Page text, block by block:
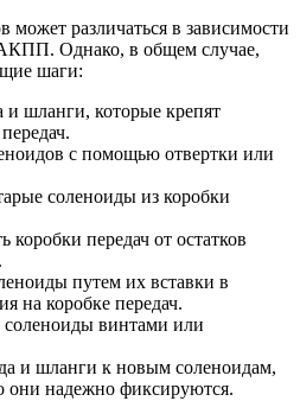
может различаться в зависимости
Однако, в общем случае,
шаги:
и шланги, которые крепят
с помощью отвертки или
соленоиды из коробки
коробки передач от остатков
путем их вставки в
на коробке передач.
соленоиды винтами или
и шланги к новым соленоидам,
они надежно фиксируются.